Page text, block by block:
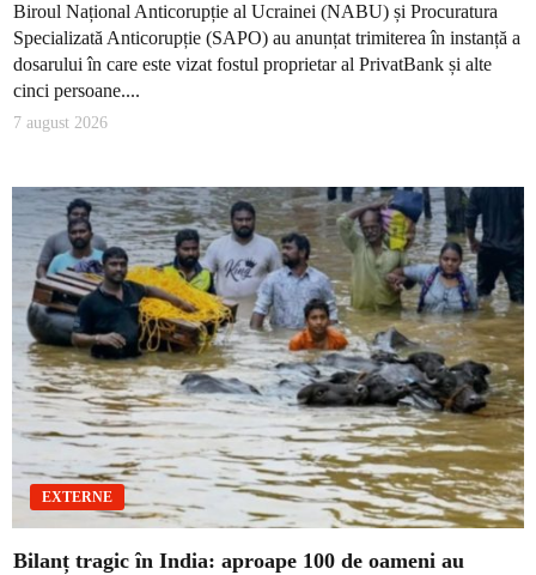
Biroul Național Anticorupție al Ucrainei (NABU) și Procuratura
Specializată Anticorupție (SAPO) au anunțat trimiterea în instanță a
dosarului în care este vizat fostul proprietar al PrivatBank și alte
cinci persoane....
7 august 2026
EXTERNE
Bilanț tragic în India: aproape 100 de oameni au